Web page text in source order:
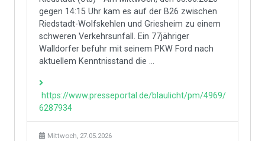
gegen 14:15 Uhr kam es auf der B26 zwischen
Riedstadt-Wolfskehlen und Griesheim zu einem
schweren Verkehrsunfall. Ein 77jähriger
Walldorfer befuhr mit seinem PKW Ford nach
aktuellem Kenntnisstand die ...
https://www.presseportal.de/blaulicht/pm/4969/
6287934
Mittwoch, 27.05.2026